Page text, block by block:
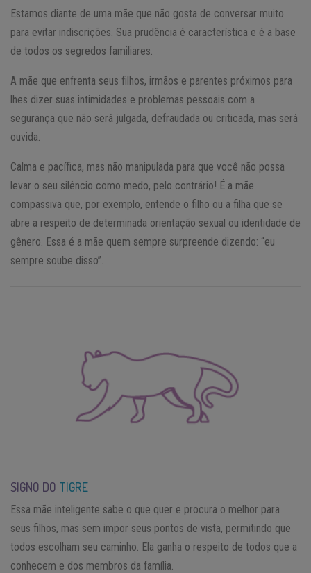
Estamos diante de uma mãe que não gosta de conversar muito
para evitar indiscrições. Sua prudência é característica e é a base
de todos os segredos familiares.
A mãe que enfrenta seus filhos, irmãos e parentes próximos para
lhes dizer suas intimidades e problemas pessoais com a
segurança que não será julgada, defraudada ou criticada, mas será
ouvida.
Calma e pacífica, mas não manipulada para que você não possa
levar o seu silêncio como medo, pelo contrário! É a mãe
compassiva que, por exemplo, entende o filho ou a filha que se
abre a respeito de determinada orientação sexual ou identidade de
gênero. Essa é a mãe quem sempre surpreende dizendo: “eu
sempre soube disso”.
SIGNO DO TIGRE
Essa mãe inteligente sabe o que quer e procura o melhor para
seus filhos, mas sem impor seus pontos de vista, permitindo que
todos escolham seu caminho. Ela ganha o respeito de todos que a
conhecem e dos membros da família.